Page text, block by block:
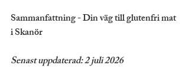
Sammanfattning - Din väg till glutenfri mat
i Skanör
Senast uppdaterad: 2 juli 2026